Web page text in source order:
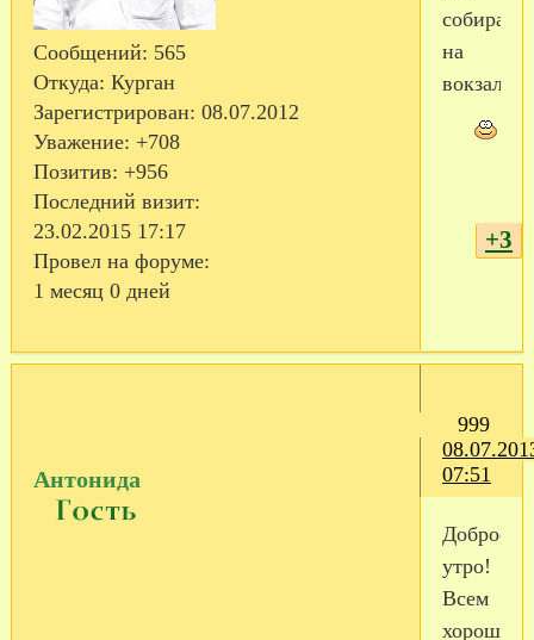
Сообщений: 565
Откуда: Курган
Зарегистрирован: 08.07.2012
Уважение: +708
Позитив: +956
Последний визит:
23.02.2015 17:17
Провел на форуме:
1 месяц 0 дней
на
вокзал
+3
999
07:51
Антонида
Доброе
утро!
Всем
хорошей